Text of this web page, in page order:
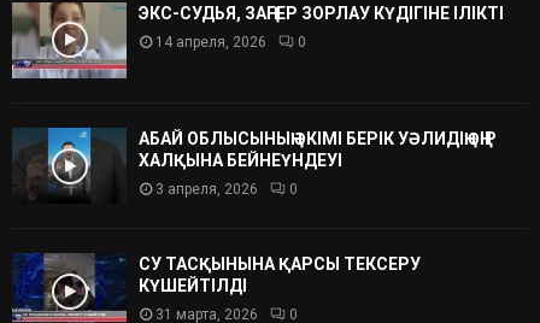
ЭКС-СУДЬЯ, ЗАҢГЕР ЗОРЛАУ КҮДІГІНЕ ІЛІКТІ
14 апреля, 2026 0
АБАЙ ОБЛЫСЫНЫҢ ӘКІМІ БЕРІК УӘЛИДІҢ ӨҢІР
ХАЛҚЫНА БЕЙНЕҮНДЕУІ
3 апреля, 2026 0
СУ ТАСҚЫНЫНА ҚАРСЫ ТЕКСЕРУ
КҮШЕЙТІЛДІ
31 марта, 2026 0